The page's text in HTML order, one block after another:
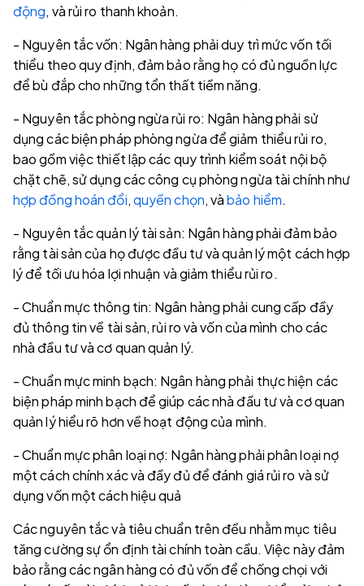
động, và rủi ro thanh khoản.
- Nguyên tắc vốn: Ngân hàng phải duy trì mức vốn tối
thiểu theo quy định, đảm bảo rằng họ có đủ nguồn lực
để bù đắp cho những tổn thất tiềm năng.
- Nguyên tắc phòng ngừa rủi ro: Ngân hàng phải sử
dụng các biện pháp phòng ngừa để giảm thiểu rủi ro,
bao gồm việc thiết lập các quy trình kiểm soát nội bộ
chặt chẽ, sử dụng các công cụ phòng ngừa tài chính như
hợp đồng hoán đổi,quyền chọn, vàbảo hiểm.
- Nguyên tắc quản lý tài sản: Ngân hàng phải đảm bảo
rằng tài sản của họ được đầu tư và quản lý một cách hợp
lý để tối ưu hóa lợi nhuận và giảm thiểu rủi ro.
- Chuẩn mực thông tin: Ngân hàng phải cung cấp đầy
đủ thông tin về tài sản, rủi ro và vốn của mình cho các
nhà đầu tư và cơ quan quản lý.
- Chuẩn mực minh bạch: Ngân hàng phải thực hiện các
biện pháp minh bạch để giúp các nhà đầu tư và cơ quan
quản lý hiểu rõ hơn về hoạt động của mình.
- Chuẩn mực phân loại nợ: Ngân hàng phải phân loại nợ
một cách chính xác và đầy đủ để đánh giá rủi ro và sử
dụng vốn một cách hiệu quả
Các nguyên tắc và tiêu chuẩn trên đều nhằm mục tiêu
tăng cường sự ổn định tài chính toàn cầu. Việc này đảm
bảo rằng các ngân hàng có đủ vốn để chống chọi với